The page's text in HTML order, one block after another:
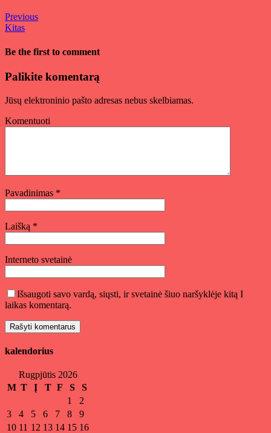
Previous
Kitas
Be the first to comment
Palikite komentarą
Jūsų elektroninio pašto adresas nebus skelbiamas.
Komentuoti
Pavadinimas *
Laišką *
Interneto svetainė
Išsaugoti savo vardą, siųsti, ir svetainė šiuo naršyklėje kitą I
laikas komentarą.
kalendorius
Rugpjūtis 2026
M T Į T F S
S
1
2
3
4 5 6 7 8
9
10 11 12 13 14 15 16